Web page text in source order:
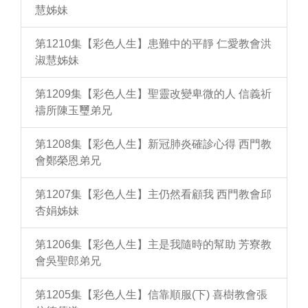
慧姊妹
第1210集【彩色人生】患難中的平靜 仁愛教會洪
淑慧姊妹
第1209集【彩色人生】聖靈改變卑微的人 信義祈
禱所陳玉璽弟兄
第1208集【彩色人生】新冠肺炎確診心得 西門教
會鄭榮恩弟兄
第1207集【彩色人生】主仍然看顧我 西門教會邱
杏娟姊妹
第1206集【彩色人生】主是我隨時的幫助 芳寮教
會吳聖郎弟兄
第1205集【彩色人生】信靠順服(下) 喜樹教會張